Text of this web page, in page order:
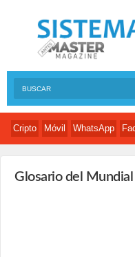
Cripto Móvil WhatsApp
Glosario del